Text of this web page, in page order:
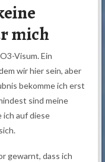
mich
Visum. Ein
wir hier sein, aber
bekomme ich erst
sind meine
ich auf diese
gewarnt, dass ich